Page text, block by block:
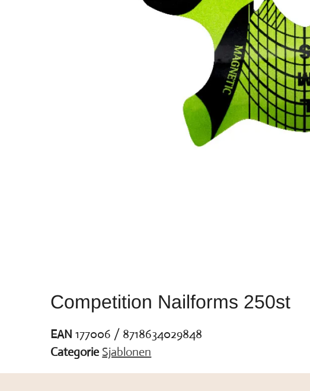
Competition Nailforms 250st
EAN177006 / 8718634029848
Categorie Sjablonen